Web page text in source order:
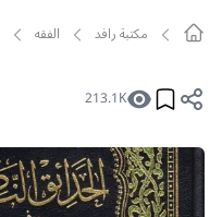
مکتبة رافد الفقه
213.1K